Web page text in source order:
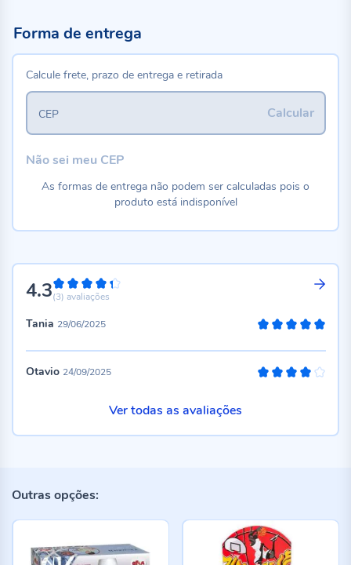
4.386%
(3) avaliações
Tania 29/06/2025
Otavio 24/09/2025
Ver todas as avaliações
Forma de entrega
Calcule frete, prazo de entrega e retirada
Calcular
CEP
Não sei meu CEP
As formas de entrega não podem ser calculadas pois o
produto está indisponível
Outras opções: